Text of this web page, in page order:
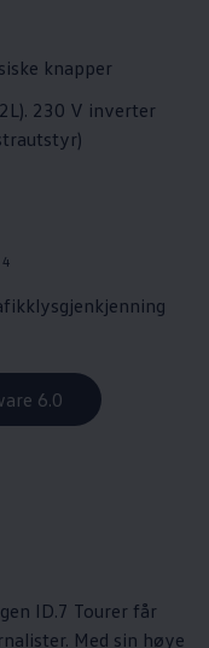
knapper
230 V inverter
4
6.0
ID.7 Tourer får
Med sin høye